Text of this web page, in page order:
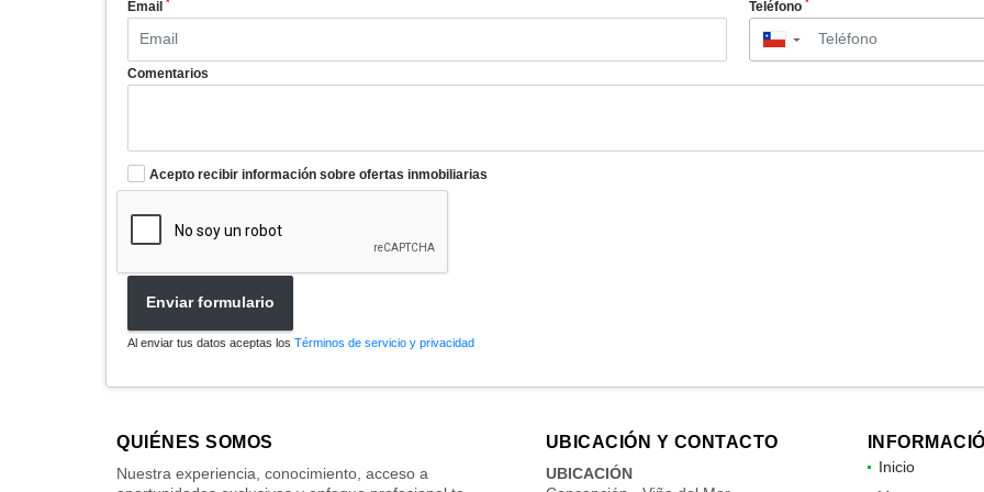
Email * Teléfono *
▼
Comentarios
Acepto recibir información sobre ofertas inmobiliarias
Enviar formulario
Al enviar tus datos aceptas los Términos de servicio y privacidad
QUIÉNES SOMOS
Nuestra experiencia, conocimiento, acceso a
UBICACIÓN Y CONTACTO
UBICACIÓN
Inicio